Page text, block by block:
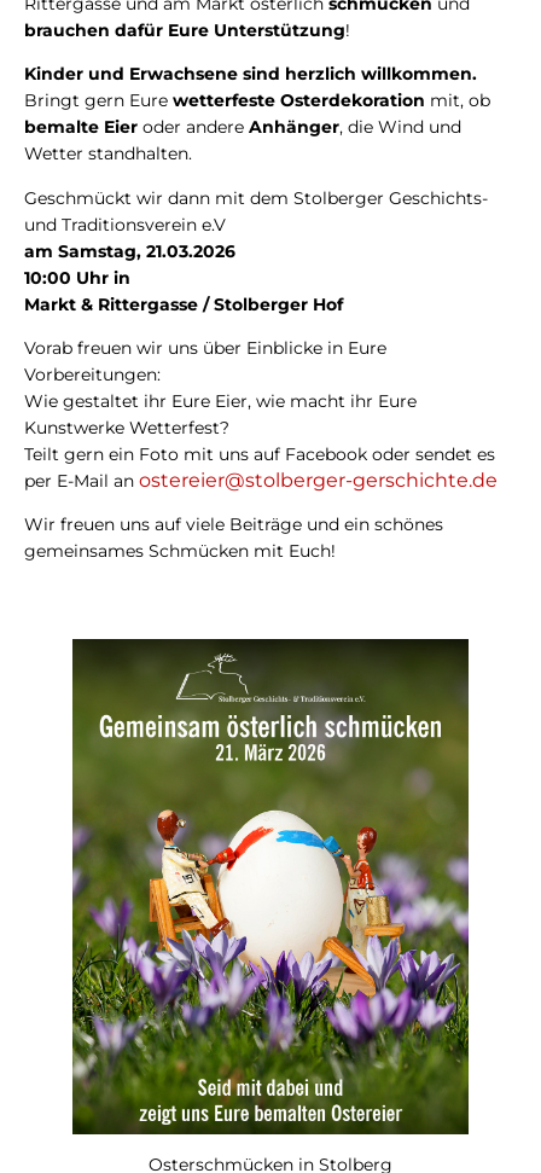
brauchen dafür Eure Unterstützung!
Kinder und Erwachsene sind herzlich willkommen.
Bringt gern Eure wetterfeste Osterdekoration mit, ob
bemalte Eier oder andere Anhänger, die Wind und
Wetter standhalten.
Geschmückt wir dann mit dem Stolberger Geschichts-
und Traditionsverein e.V
am Samstag, 21.03.2026
10:00 Uhr in
Markt & Rittergasse / Stolberger Hof
Vorab freuen wir uns über Einblicke in Eure
Vorbereitungen:
Wie gestaltet ihr Eure Eier, wie macht ihr Eure
Kunstwerke Wetterfest?
Teilt gern ein Foto mit uns auf Facebook oder sendet es
per E-Mail an ostereier@stolberger-gerschichte.de
Wir freuen uns auf viele Beiträge und ein schönes
gemeinsames Schmücken mit Euch!
Osterschmücken in Stolberg